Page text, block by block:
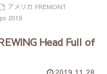
アメリカ FREMONT
2019
Head Full of